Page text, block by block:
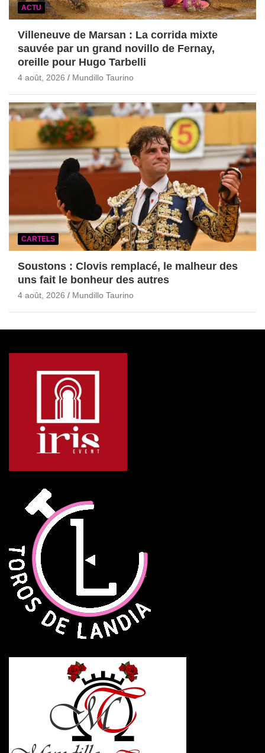
ACTU
Villeneuve de Marsan : La corrida mixte
sauvée par un grand novillo de Fernay,
oreille pour Hugo Tarbelli
4 août, 2026 Mundillo Taurino
CARTELS
Soustons : Clovis remplacé, le malheur des
uns fait le bonheur des autres
4 août, 2026 Mundillo Taurino